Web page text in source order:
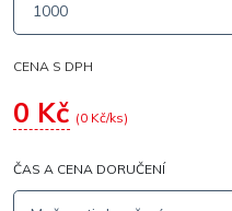
CENA S DPH
0 Kč (0 Kč/ks)
ČAS A CENA DORUČENÍ